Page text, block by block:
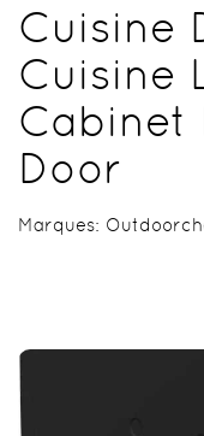
Cuisine
Cuisine
Cabinet
Door
Marques: